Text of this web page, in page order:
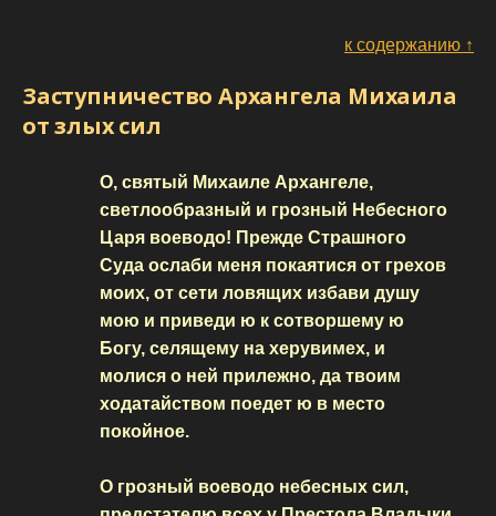
к содержанию ↑
Заступничество Архангела Михаила
от злых сил
О, святый Михаиле Архангеле,
светлообразный и грозный Небесного
Царя воеводо! Прежде Страшного
Суда ослаби меня покаятися от грехов
моих, от сети ловящих избави душу
мою и приведи ю к сотворшему ю
Богу, селящему на херувимех, и
молися о ней прилежно, да твоим
ходатайством поедет ю в место
покойное.
О грозный воеводо небесных сил,